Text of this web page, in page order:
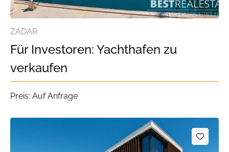
ZADAR
Für Investoren: Yachthafen zu
verkaufen
Preis: Auf Anfrage